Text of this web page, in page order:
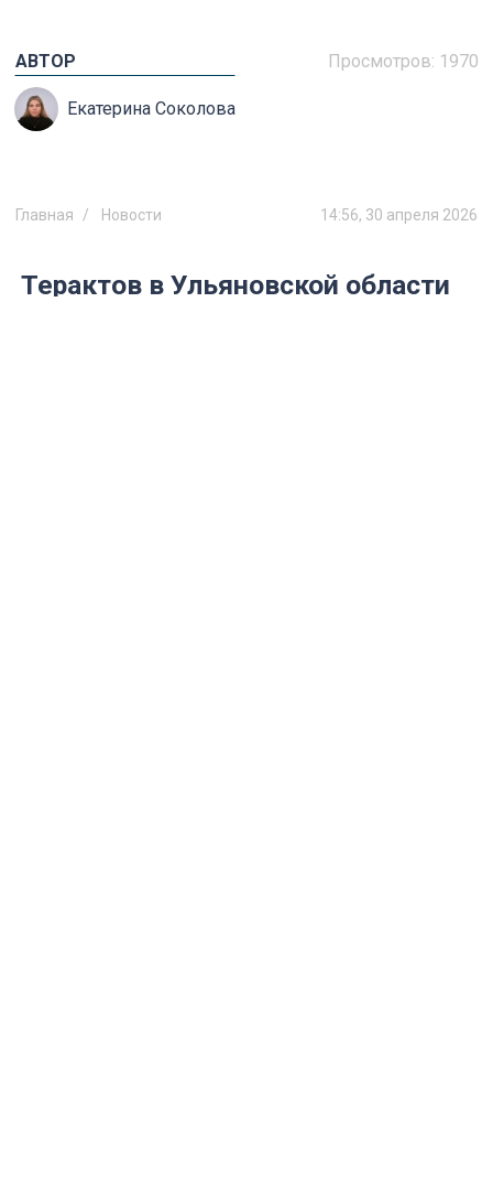
Просмотров: 1970
АВТОР
Екатерина Соколова
Главная Новости 14:56, 30 апреля 2026
Терактов в Ульяновской области